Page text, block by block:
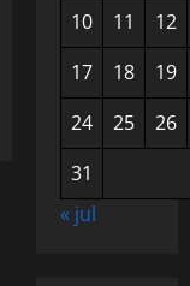
10
11
12
17
18
19
24
25
26
31
« jul